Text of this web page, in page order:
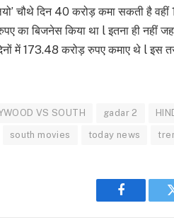
चौथे दिन 40 करोड़ कमा सकती है
का बिजनेस किया था l इतना ही नहीं
में 173.48 करोड़ रुपए कमाए थे l इस
VS SOUTH gadar 2
south movies today news
Facebook